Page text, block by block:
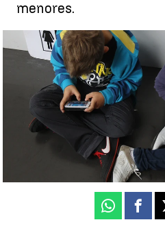
menores.
Los menores españoles
Jorge Martínez
Publicado: 01 de
Whatsapp